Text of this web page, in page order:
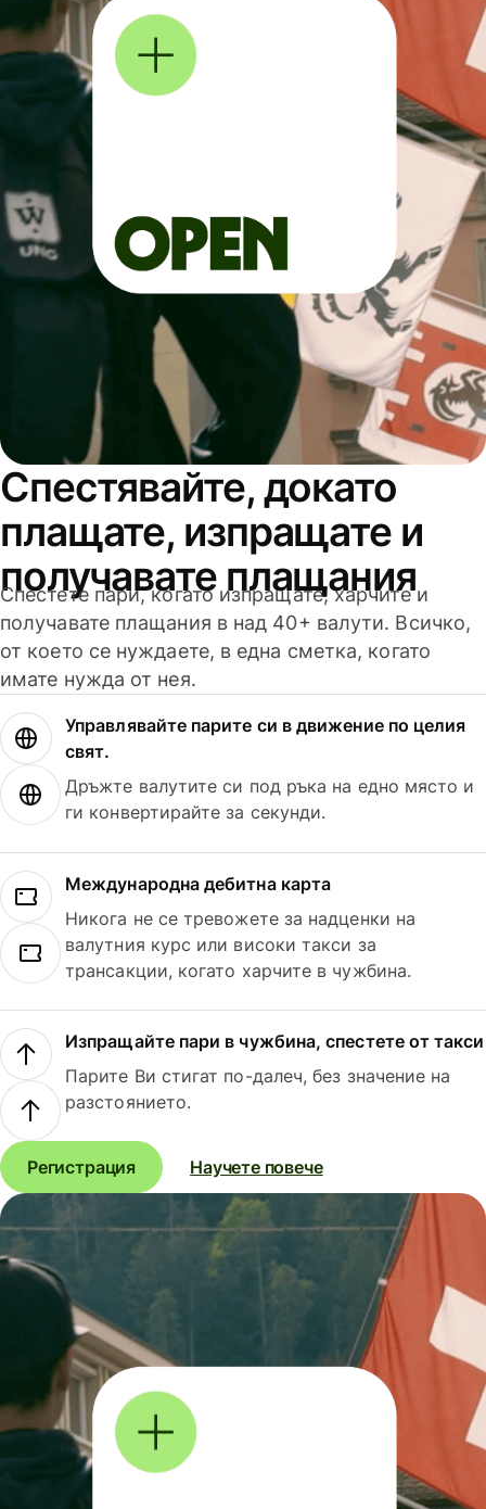
Спестявайте, докато
плащате, изпращате и
получавате плащания
Спестете пари, когато изпращате, харчите и
получавате плащания в над 40+ валути. Всичко,
от което се нуждаете, в една сметка, когато
имате нужда от нея.
Управлявайте парите си в движение по целия
свят.
Дръжте валутите си под ръка на едно място и
ги конвертирайте за секунди.
Международна дебитна карта
Никога не се тревожете за надценки на
валутния курс или високи такси за
трансакции, когато харчите в чужбина.
Изпращайте пари в чужбина, спестете от такси
Парите Ви стигат по-далеч, без значение на
разстоянието.
Регистрация Научете повече